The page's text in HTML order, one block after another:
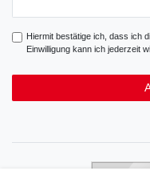
Hiermit bestätige ich, dass ich
Einwilligung kann ich jederzeit